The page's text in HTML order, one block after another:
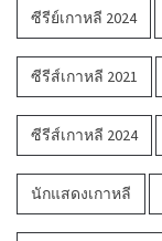
ซีรีย์เกาหลี 2024
ซีรีส์เกาหลี 2021
ซีรีส์เกาหลี 2024
นักแสดงเกาหลี